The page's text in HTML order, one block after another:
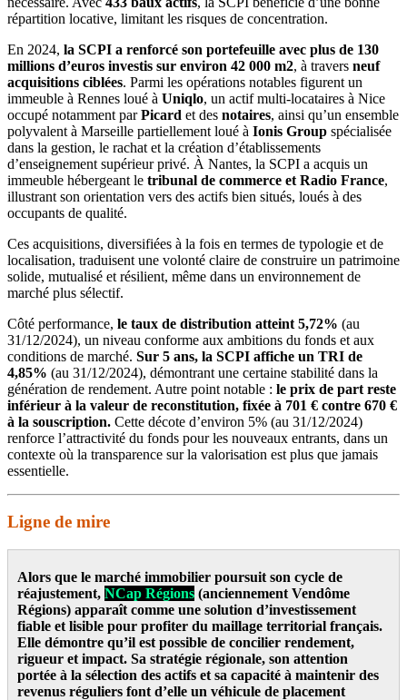
répartition locative, limitant les risques de concentration.
En 2024, la SCPI a renforcé son portefeuille avec plus de 130
millions d’euros investis sur environ 42 000 m2, à travers neuf
acquisitions ciblées. Parmi les opérations notables figurent un
immeuble à Rennes loué à Uniqlo, un actif multi-locataires à Nice
occupé notamment parPicard et des notaires, ainsi qu’un ensemble
polyvalent à Marseille partiellement loué à Ionis Group spécialisée
dans la gestion, le rachat et la création d’établissements
d’enseignement supérieur privé. À Nantes, la SCPI a acquis un
immeuble hébergeant le tribunal de commerce et Radio France,
illustrant son orientation vers des actifs bien situés, loués à des
occupants de qualité.
Ces acquisitions, diversifiées à la fois en termes de typologie et de
localisation, traduisent une volonté claire de construire un patrimoine
solide, mutualisé et résilient, même dans un environnement de
marché plus sélectif.
Côté performance, le taux de distribution atteint 5,72% (au
31/12/2024), un niveau conforme aux ambitions du fonds et aux
conditions de marché. Sur 5 ans, la SCPI affiche un TRI de
4,85% (au 31/12/2024), démontrant une certaine stabilité dans la
génération de rendement. Autre point notable : le prix de part reste
inférieur à la valeur de reconstitution, fixée à 701 € contre 670 €
à la souscription. Cette décote d’environ 5% (au 31/12/2024)
renforce l’attractivité du fonds pour les nouveaux entrants, dans un
contexte où la transparence sur la valorisation est plus que jamais
essentielle.
Ligne de mire
Alors que le marché immobilier poursuit son cycle de
réajustement, NCap Régions (anciennement Vendôme
Régions) apparaît comme une solution d’investissement
fiable et lisible pour profiter du maillage territorial français.
Elle démontre qu’il est possible de concilier rendement,
rigueur et impact. Sa stratégie régionale, son attention
portée à la sélection des actifs et sa capacité à maintenir des
revenus réguliers font d’elle un véhicule de placement